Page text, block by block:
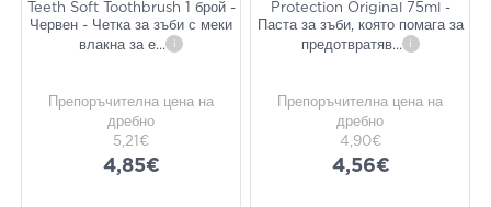
Teeth Soft Toothbrush 1 брой -
Червен - Четка за зъби с меки
влакна за е... i
Препоръчителна цена на
дребно
5,21€
4,85€
Protection Original 75ml -
Паста за зъби, която помага за
предотвратяв... i
Препоръчителна цена на
дребно
4,90€
4,56€